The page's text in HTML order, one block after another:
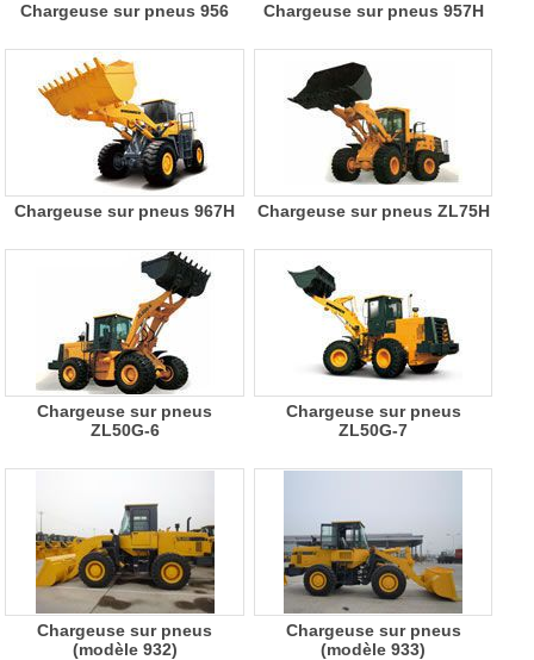
Chargeuse sur pneus 956 Chargeuse sur pneus 957H
Chargeuse sur pneus 967H Chargeuse sur pneus ZL75H
Chargeuse sur pneus
ZL50G-6
Chargeuse sur pneus
ZL50G-7
Chargeuse sur pneus
(modèle 932)
Chargeuse sur pneus
(modèle 933)